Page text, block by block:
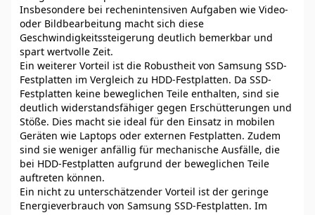
Insbesondere bei rechenintensiven Aufgaben wie Video-
oder Bildbearbeitung macht sich diese
Geschwindigkeitssteigerung deutlich bemerkbar und
spart wertvolle Zeit.
Ein weiterer Vorteil ist die Robustheit von Samsung SSD-
Festplatten im Vergleich zu HDD-Festplatten. Da SSD-
Festplatten keine beweglichen Teile enthalten, sind sie
deutlich widerstandsfähiger gegen Erschütterungen und
Stöße. Dies macht sie ideal für den Einsatz in mobilen
Geräten wie Laptops oder externen Festplatten. Zudem
sind sie weniger anfällig für mechanische Ausfälle, die
bei HDD-Festplatten aufgrund der beweglichen Teile
auftreten können.
Ein nicht zu unterschätzender Vorteil ist der geringe
Energieverbrauch von Samsung SSD-Festplatten. Im